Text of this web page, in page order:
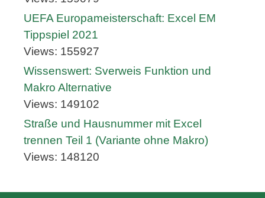
UEFA Europameisterschaft: Excel EM
Tippspiel 2021
Views: 155927
Wissenswert: Sverweis Funktion und
Makro Alternative
Views: 149102
Straße und Hausnummer mit Excel
trennen Teil 1 (Variante ohne Makro)
Views: 148120